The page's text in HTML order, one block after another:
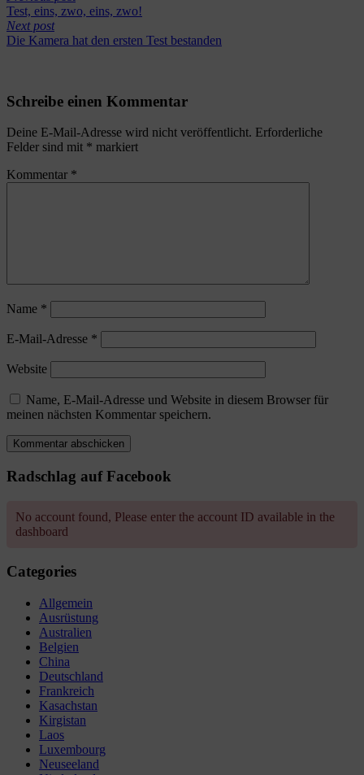
Test, eins, zwo, eins, zwo!
Next post
Die Kamera hat den ersten Test bestanden
Schreibe einen Kommentar
Deine E-Mail-Adresse wird nicht veröffentlicht. Erforderliche
Felder sind mit * markiert
Kommentar *
Name *
E-Mail-Adresse *
Website
Name, E-Mail-Adresse und Website in diesem Browser für
meinen nächsten Kommentar speichern.
Radschlag auf Facebook
No account found, Please enter the account ID available in the
dashboard
Categories
Allgemein
Ausrüstung
Australien
Belgien
China
Deutschland
Frankreich
Kasachstan
Kirgistan
Laos
Luxembourg
Neuseeland